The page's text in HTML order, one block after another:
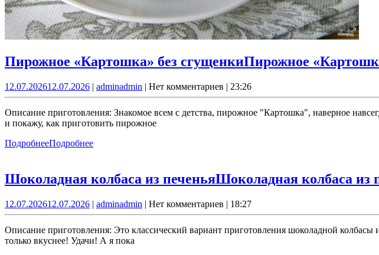
Пирожное «Картошка» без сгущенкиПирожное
12.07.202612.07.2026 | adminadmin | Нет комментариев | 23:26
Описание приготовления: Знакомое всем с детства, пирожное "Картошка", наверное
и покажу, как приготовить пирожное
ПодробнееПодробнее
Шоколадная колбаса из печеньяШоколадная колбаса из
12.07.202612.07.2026 | adminadmin | Нет комментариев | 18:27
Описание приготовления: Это классический вариант приготовления шоколадной
только вкуснее! Удачи! А я пока